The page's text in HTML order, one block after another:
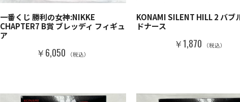
一番くじ 勝利の女神:NIKKE
CHAPTER7 B賞 ブレッディ フィギュ
ア
￥6,050 （税込）
KONAMI SILENT HILL 2 バブ
ドナース
￥1,870 （税込）